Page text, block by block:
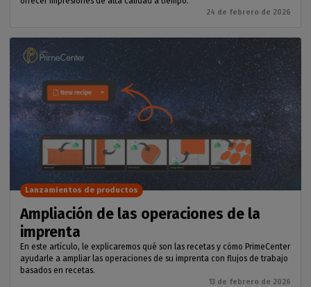
24 de febrero de 2026
Ampliación de las operaciones de la
imprenta
En este artículo, le explicaremos qué son las recetas y cómo PrimeCenter
ayudarle a ampliar las operaciones de su imprenta con flujos de trabajo
basados en recetas.
13 de febrero de 2026
Lanzamientos de productos